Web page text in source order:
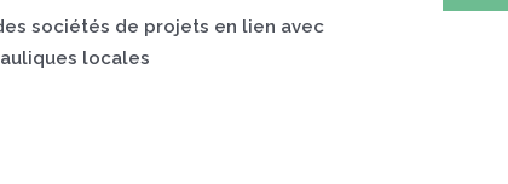
sociétés de projets en lien avec
locales